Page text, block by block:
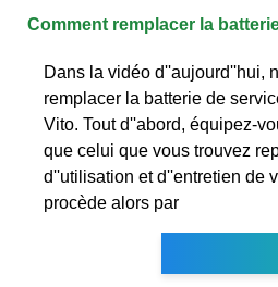
Comment remplacer la
Dans la vidéo d''aujourd''hui,
remplacer la batterie de
Vito. Tout d''abord, équipez-
que celui que vous trouvez
d''utilisation et d''entretien de
procède alors par